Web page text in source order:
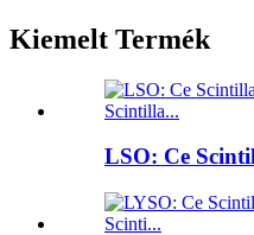
Kiemelt Termék
LSO: Ce